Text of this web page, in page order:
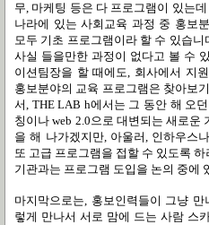
무, 마케팅 등은 다 프로그램이 있는
나라에 있는 사회교육 과정 중 홍보
모두 기초 프로그램이라 할 수 있습
사실 들을만한 과정이 없다고 볼 수
이션팀장을 할 때에도, 회사에서 지
홍보분야의 교육 프로그램은 찾아보
서, THE LAB h에서는 그 동안 해 오
칭이나 web 2.0으로 대변되는 새로운
을 해 나가겠지만, 아울러, 인하우스
또 고급 프로그램을 접할 수 있도록
기관과는 프로그램 도입을 논의 중에
마지막으로는, 홍보인력들이 그냥
렇게 만나서 서로 맘에 드는 사람 스